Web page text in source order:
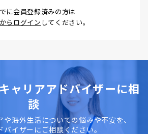
に会員登録済みの方は
らログイン してください。
ャリアアドバイザーに相
談
海外生活についての悩みや不安を、
バイザーにご相談ください。